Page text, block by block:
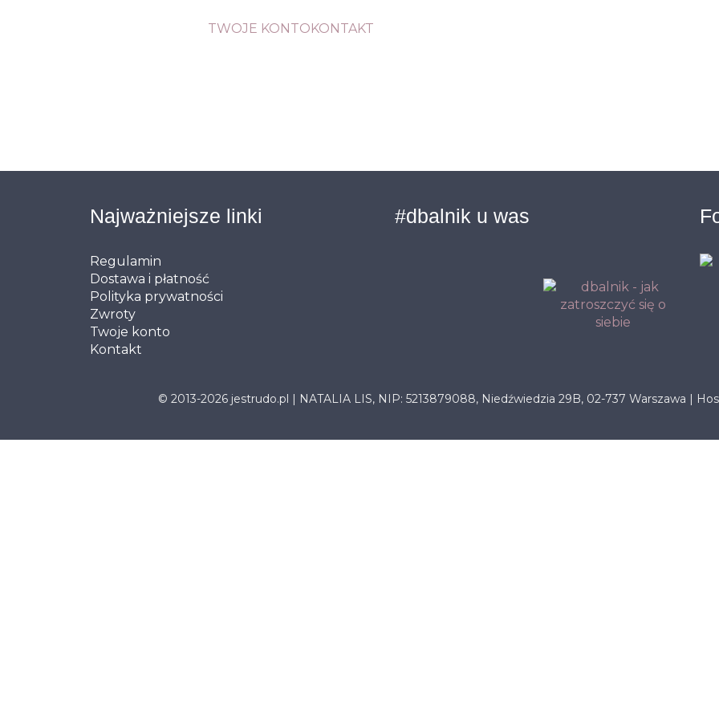
TWOJE KONTOKONTAKT
Najważniejsze linki
Regulamin
Dostawa i płatność
Polityka prywatności
Zwroty
Twoje konto
Kontakt
#dbalnik u was
© 2013-2026 jestrudo.pl | NATALIA LIS, NIP: 5213879088, Niedźwiedzia 29B, 02-737 Warszawa |